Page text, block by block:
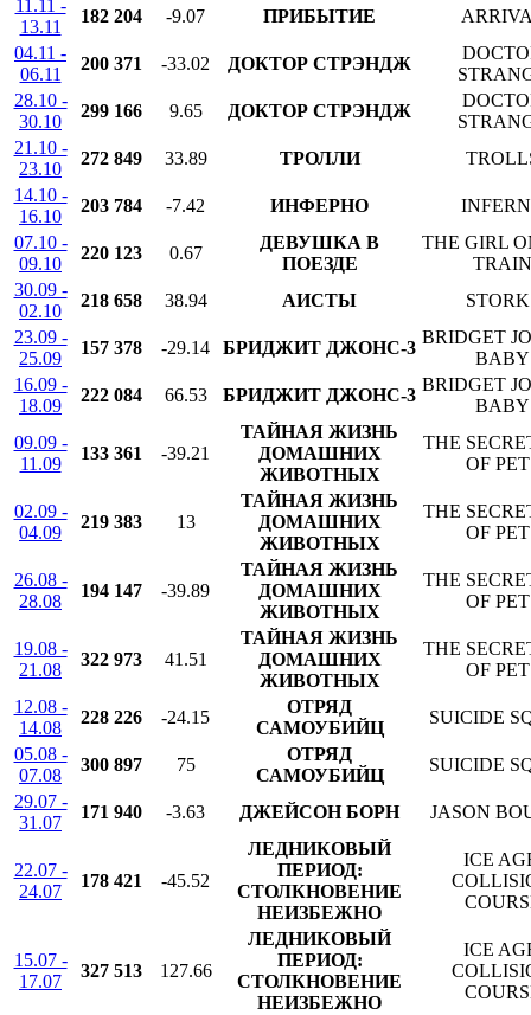
11.11 -
13.11
182 204 -9.07 ПРИБЫТИЕ
04.11 -
06.11
200 371 -33.02 ДОКТОР СТРЭНДЖ
28.10 -
30.10
299 166 9.65 ДОКТОР СТРЭНДЖ
21.10 -
23.10
272 849 33.89 ТРОЛЛИ
14.10 -
16.10
203 784 -7.42 ИНФЕРНО
07.10 -
09.10
220 123 0.67
ДЕВУШКА В
ПОЕЗДЕ
THE GIRL
TRAIN
30.09 -
02.10
218 658 38.94 АИСТЫ
23.09 -
25.09
157 378 -29.14 БРИДЖИТ ДЖОНС-3
BRIDGET
BABY
16.09 -
18.09
222 084 66.53 БРИДЖИТ ДЖОНС-3
BRIDGET
BABY
09.09 -
11.09
133 361 -39.21
ТАЙНАЯ ЖИЗНЬ
ДОМАШНИХ
ЖИВОТНЫХ
THE
OF
02.09 -
04.09
219 383 13
ТАЙНАЯ ЖИЗНЬ
ДОМАШНИХ
ЖИВОТНЫХ
THE
OF
26.08 -
28.08
194 147 -39.89
ТАЙНАЯ ЖИЗНЬ
ДОМАШНИХ
ЖИВОТНЫХ
THE
OF
19.08 -
21.08
322 973 41.51
ТАЙНАЯ ЖИЗНЬ
ДОМАШНИХ
ЖИВОТНЫХ
THE
OF
12.08 -
14.08
228 226 -24.15
ОТРЯД
САМОУБИЙЦ
SUICIDE
05.08 -
07.08
300 897 75
ОТРЯД
САМОУБИЙЦ
SUICIDE
29.07 -
31.07
171 940 -3.63 ДЖЕЙСОН БОРН JASON
22.07 -
24.07
178 421 -45.52
ЛЕДНИКОВЫЙ
ПЕРИОД:
СТОЛКНОВЕНИЕ
НЕИЗБЕЖНО
ICE
15.07 -
17.07
327 513 127.66
ЛЕДНИКОВЫЙ
ПЕРИОД:
СТОЛКНОВЕНИЕ
НЕИЗБЕЖНО
ICE